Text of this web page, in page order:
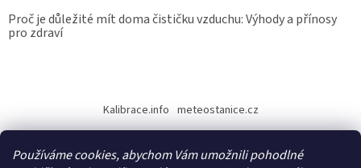
Používáme cookies, abychom Vám umožnili pohodlné
Proč je důležité mít doma čističku vzduchu: Výhody a přínosy
pro zdraví
Kalibrace.info meteostanice.cz